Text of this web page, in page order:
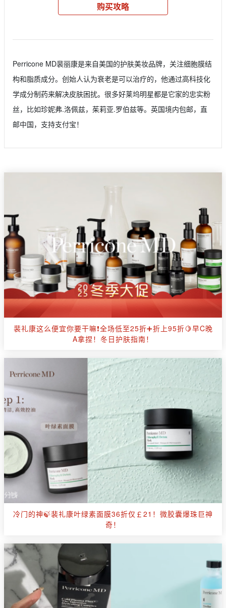
购买攻略
Perricone MD裴丽康是来自美国的护肤美妆品牌，关注细胞膜结
构和脂质成分。创始人认为衰老是可以治疗的，他通过高科技化
学成分制药来解决皮肤困扰。很多好莱坞明星都是它家的忠实粉
丝，比如珍妮弗.洛佩兹，茱莉亚.罗伯兹等。英国境内包邮，直
邮中国，支持支付宝！
裴礼康这么便宜你要干嘛❗全场低至25折➕折上95折🍋早C晚
A拿捏！冬日护肤指南！
冷门的神🍃裴礼康叶绿素面膜36折仅￡21！微胶囊爆珠巨神
奇！